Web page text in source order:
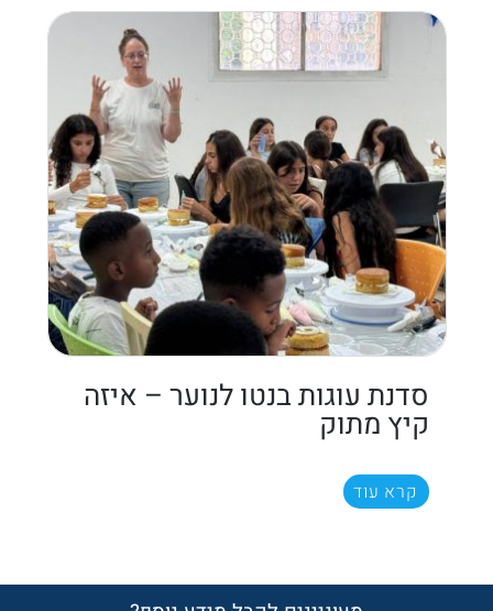
סדנת עוגות בנטו לנוער – איזה
קיץ מתוק
קרא עוד